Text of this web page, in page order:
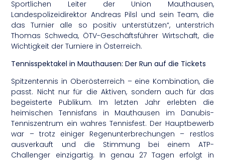
Sportlichen Leiter der Union Mauthausen,
Landespolizeidirektor Andreas Pilsl und sein Team, die
das Turnier alle so positiv unterstützen“, unterstrich
Thomas Schweda, ÖTV-Geschäftsführer Wirtschaft, die
Wichtigkeit der Turniere in Österreich.
Tennisspektakel in Mauthausen: Der Run auf die Tickets
Spitzentennis in Oberösterreich – eine Kombination, die
passt. Nicht nur für die Aktiven, sondern auch für das
begeisterte Publikum. Im letzten Jahr erlebten die
heimischen Tennisfans in Mauthausen im Danubis-
Tenniszentrum ein wahres Tennisfest. Der Hauptbewerb
war – trotz einiger Regenunterbrechungen – restlos
ausverkauft und die Stimmung bei einem ATP-
Challenger einzigartig. In genau 27 Tagen erfolgt in